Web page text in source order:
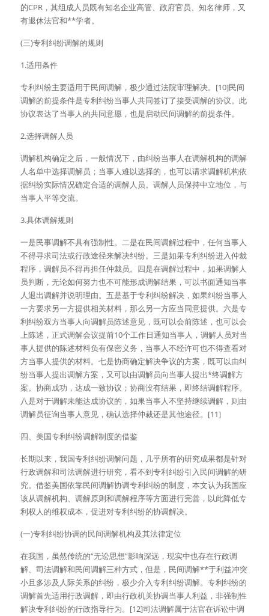
的CPR，其组成人员既有知名企业高管、政府官员、知名律师，又
有退休法官和**学者。
(三)专利纠纷调解的规则
1.适用条件
专利纠纷主要适用于民间调解，极少通过法院审理解决。[10]民间
调解的前提条件是专利纠纷当事人共同签订了接受调解的协议。此
协议表达了当事人的共同意愿，也是启动民间调解的前提条件。
2.选择调解人员
调解机构确定之后，一般情况下，由纠纷当事人在调解机构的调解
人名单中选择调解员；当事人难以选择的，也可以请求调解机构依
据纠纷实际情况确定合适的调解人员。调解人员保持中立地位，与
当事人平等交流。
3.具体调解规则
一是民事调解不具有强制性。二是在民间调解过程中，任何当事人
不得寻求司法或行政途径来解决纠纷。三是如果专利纠纷进入仲裁
程序，调解员不得再担任仲裁员。四是在调解过程中，如果调解人
员判断，无论如何努力也不可能形成调解结果，可以书面通知当事
人退出调解并说明理由。五是基于专利纠纷解决，如果纠纷当事人
一方要求另一方提供相关材料，那么另一方应当同意提供。六是专
利纠纷双方当事人向调解员陈述意见，既可以会前陈述，也可以会
上陈述，正式调解会议提前10个工作日通知当事人，调解人员对当
事人提供的陈述材料负有保密义务，当事人不经许可也不得查看对
方当事人提供的材料。七是协商确定解决争议的方案，既可以由纠
纷当事人提出调解方案，又可以由调解员向当事人提出*终调解方
案。协商成功，达成一致协议；协商没有结果，即终结调解程序。
八是对于调解未能达成协议的，如果当事人不坚持继续调解，则由
调解员征询当事人意见，确认选择仲裁还是其他途径。[11]
四、美国专利纠纷调解制度的借鉴
长期以来，我国专利纠纷调解问题，几乎所有的研究成果都是针对
行政调解和司法调解进行研究，看不到专利纠纷引入民间调解的研
究。借鉴美国依靠民间调解协调专利纠纷的制度，本文认为我国应
该从调解机构、调解原则和调解程序等方面进行完善，以此降低专
利权人的维权成本，促进对专利纠纷的协调解决。
(一)专利纠纷协调的民间调解机构及其法律定位
在我国，虽然传统的“无讼思想”影响深远，现实中也存在行政调
解、司法调解和民间调解三种方式，但是，民间调解**于利益冲突
小且多涉及人际关系的纠纷，极少介入专利纠纷调解。专利纠纷的
调解首先适用行政调解，即由行政机关协调当事人利益，非强制性
解决专利纠纷的行政指导行为。[12]司法调解属于法官在诉讼中调